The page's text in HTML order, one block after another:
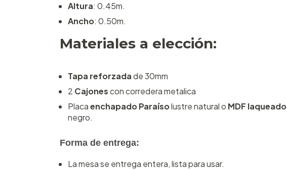
Altura: 0.45m.
Ancho: 0.50m.
Materiales a elección:
Tapa reforzadade 30mm
2 Cajonescon corredera metalica
Placaenchapado Paraísolustre natural o MDF laqueado
negro.
Forma de entrega:
La mesa se entrega entera, lista para usar.